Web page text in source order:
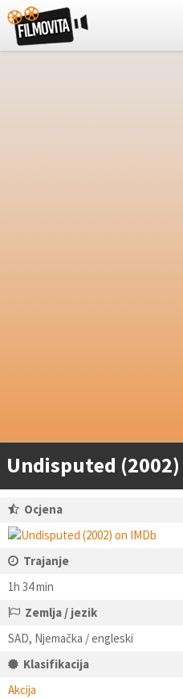
Undisputed (2002)
Ocjena
Trajanje
1h 34 min
Zemlja / jezik
SAD, Njemačka / engleski
Klasifikacija
Akcija